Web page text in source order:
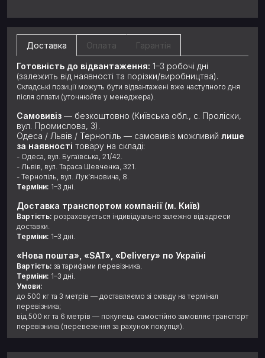
Доставка Оплата Гарантія
Готовність до відвантаження: 1–3 робочі дні
(залежить від наявності та порізки/виробництва).
Складські позиції можуть бути відвантажені вже наступного дня
після оплати (уточнюйте у менеджера).
Самовивіз — безкоштовно (Київська обл., с. Проліски,
вул. Промислова, 3).
Одеса / Львів / Тернопіль — самовивіз можливий лише
за наявності товару на складі:
- Одеса, вул. Бугаївська, 21/42.
- Львів, вул. Тараса Шевченка, 321.
- Тернопіль, вул. Лук’яновича, 8.
Терміни: 1–3 дні.
Доставка транспортом компанії (м. Київ)
Вартість: розраховується індивідуально залежно від адреси
доставки.
Терміни: 1–3 дні.
«Нова пошта», «SAT», «Delivery» по Україні
Вартість: за тарифами перевізника.
Терміни: 1–3 дні.
Умови:
до 500 кг та 3 метрів — доставляємо зі складу на термінал
перевізника;
від 500 кг та 6 метрів — покупець самостійно замовляє транспорт
перевізника (перевезення за рахунок покупця).